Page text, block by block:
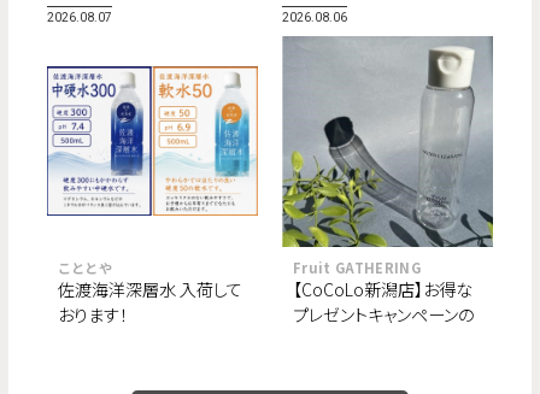
2026.08.07
こととや
佐渡海洋深層水 入荷して
おります！
2026.08.06
Fruit GATHERING
【CoCoLo新潟店】お得な
プレゼントキャンペーンの